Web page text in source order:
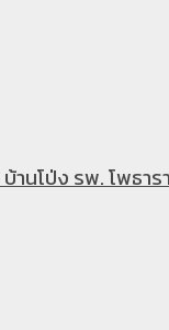
โป่ง รพ. โพธารา